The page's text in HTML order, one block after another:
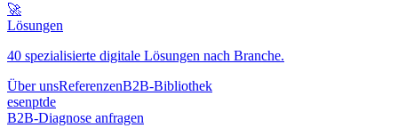
🚀
Lösungen
40 spezialisierte digitale Lösungen nach Branche.
Über unsReferenzenB2B-Bibliothek
esenptde
B2B-Diagnose anfragen